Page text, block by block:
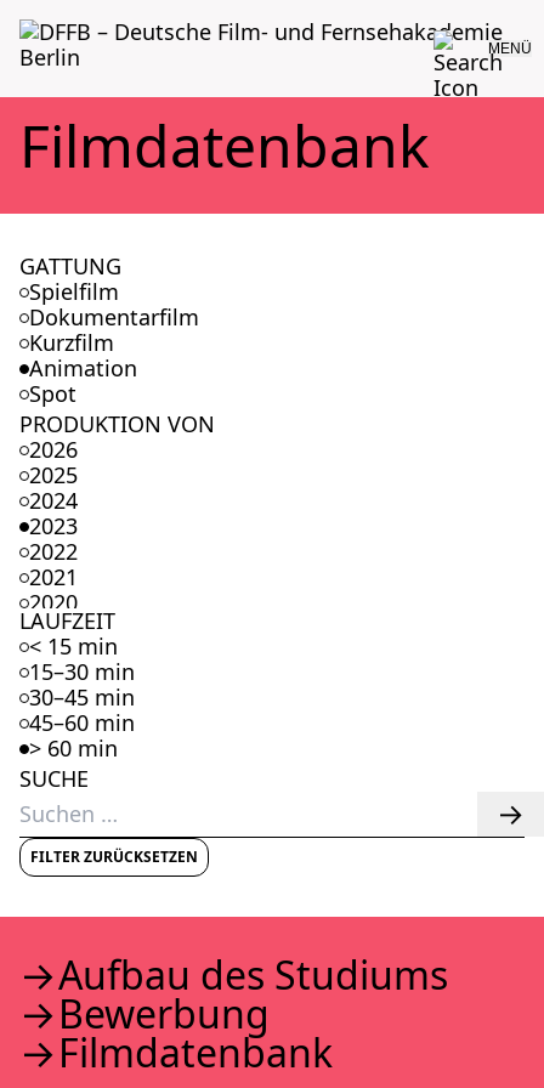
MENÜ
Film­da­ten­bank
GATTUNG
Spielfilm
Dokumentarfilm
Kurzfilm
Animation
Spot
PRODUKTION VON
2026
2025
2024
2023
2022
2021
2020
2019
2018
2017
2016
2015
2014
2013
2012
2011
2010
2009
2006
2005
2004
2003
2002
LAUFZEIT
< 15 min
15–30 min
30–45 min
45–60 min
> 60 min
SUCHE
Suchen
nach:
FILTER ZURÜCKSETZEN
Auf­bau des Stu­di­ums
Bewer­bung
Film­da­ten­bank